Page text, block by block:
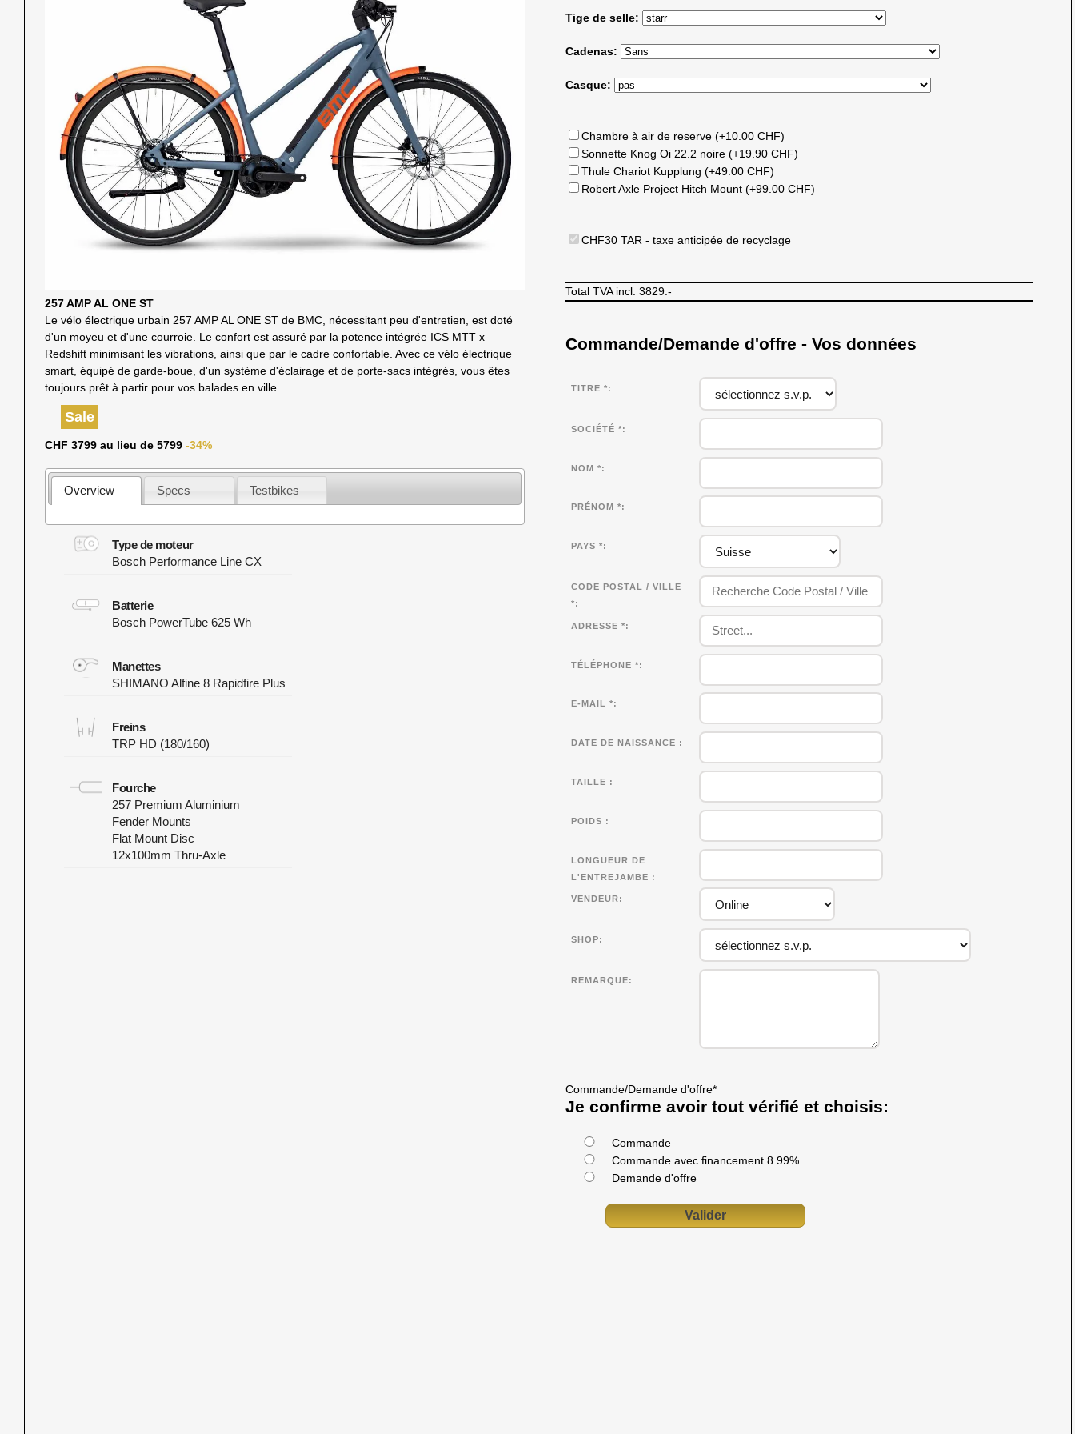
257 AMP AL ONE ST
Le vélo électrique urbain 257 AMP AL ONE ST de BMC, nécessitant peu d'entretien, est doté
d'un moyeu et d'une courroie. Le confort est assuré par la potence intégrée ICS MTT x
Redshift minimisant les vibrations, ainsi que par le cadre confortable. Avec ce vélo électrique
smart, équipé de garde-boue, d'un système d'éclairage et de porte-sacs intégrés, vous êtes
toujours prêt à partir pour vos balades en ville.
Sale
CHF 3799 au lieu de 5799 -34%
Overview Specs Testbikes
Type de moteur
Bosch Performance Line CX
Batterie
Bosch PowerTube 625 Wh
Manettes
SHIMANO Alfine 8 Rapidfire Plus
Freins
TRP HD (180/160)
Fourche
257 Premium Aluminium
Fender Mounts
Flat Mount Disc
12x100mm Thru-Axle
Tige de selle:
Cadenas:
Casque:
Chambre à air de reserve (+10.00 CHF)
Sonnette Knog Oi 22.2 noire (+19.90 CHF)
Thule Chariot Kupplung (+49.00 CHF)
Robert Axle Project Hitch Mount (+99.00 CHF)
CHF30 TAR - taxe anticipée de recyclage
Total TVA incl. 3829.-
Commande/Demande d'offre - Vos données
TITRE *
SOCIÉTÉ *
NOM *
PRÉNOM *
PAYS *
CODE POSTAL / VILLE
*
ADRESSE *
TÉLÉPHONE *
E-MAIL *
DATE DE NAISSANCE
TAILLE
POIDS
LONGUEUR DE
L'ENTREJAMBE
VENDEUR
SHOP
REMARQUE
Commande/Demande d'offre*
Je confirme avoir tout vérifié et choisis:
Commande
Commande avec financement 8.99%
Demande d'offre